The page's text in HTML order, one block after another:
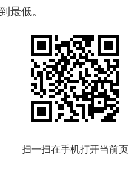
最低。
扫一扫在手机打开当前页